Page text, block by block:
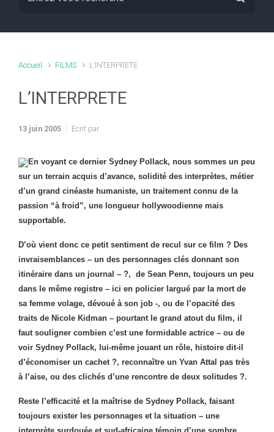
Accueil FILMS L’INTERPRETE
L’INTERPRETE
13 juin 2005 Ecrit par
En voyant ce dernier Sydney Pollack, nous sommes un peu
sur un terrain acquis d’avance, solidité des interprètes, métier
d’un grand cinéaste humaniste, un traitement connu de la
passion “à froid”, une longueur hollywoodienne mais
supportable.
D’où vient donc ce petit sentiment de recul sur ce film ? Des
invraisemblances – un des personnages clés donnant son
itinéraire dans un journal – ?, de Sean Penn, toujours un peu
dans le même registre – ici en policier largué par la mort de
sa femme volage, dévoué à son job -, ou de l’opacité des
traits de Nicole Kidman – pourtant le grand atout du film, il
faut souligner combien c’est une formidable actrice – ou de
voir Sydney Pollack, lui-même jouant un rôle, histoire dit-il
d’économiser un cachet ?, reconnaître un Yvan Attal pas très
à l’aise, ou des clichés d’une rencontre de deux solitudes ?.
Reste l’efficacité et la maîtrise de Sydney Pollack, faisant
toujours exister les personnages et la situation – une